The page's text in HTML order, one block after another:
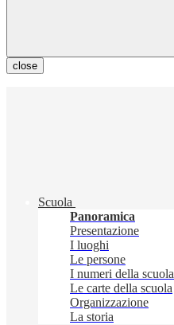
close
Scuola
Panoramica
Presentazione
I luoghi
Le persone
I numeri della scuola
Le carte della scuola
Organizzazione
La storia